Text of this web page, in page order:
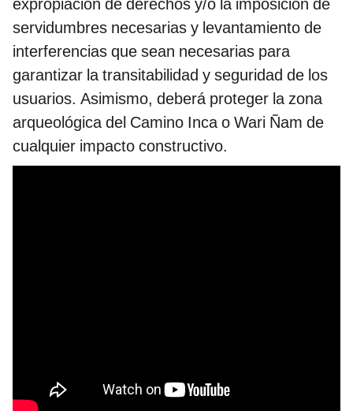
expropiación de derechos y/o la imposición de
servidumbres necesarias y levantamiento de
interferencias que sean necesarias para
garantizar la transitabilidad y seguridad de los
usuarios. Asimismo, deberá proteger la zona
arqueológica del Camino Inca o Wari Ñam de
cualquier impacto constructivo.